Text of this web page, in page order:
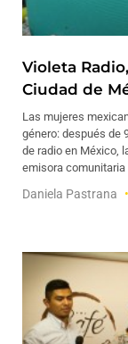
Violeta
Ciudad de
Las mujeres
género: después de
de radio en México,
emisora comunitaria
Daniela Pastrana